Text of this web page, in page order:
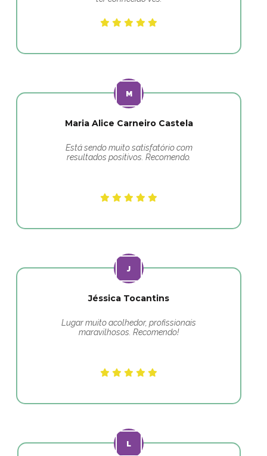
Maria Alice Carneiro Castela
Está sendo muito satisfatório com
resultados positivos. Recomendo.
Jéssica Tocantins
Lugar muito acolhedor, profissionais
maravilhosos. Recomendo!